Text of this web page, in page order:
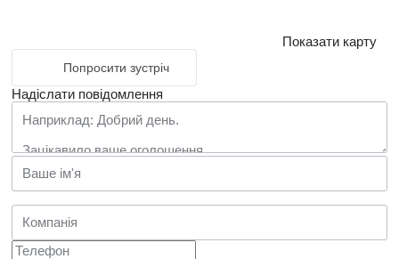
Показати карту
Попросити зустріч
Надіслати повідомлення